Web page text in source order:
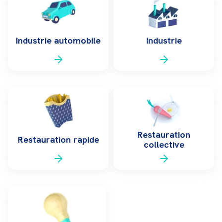
Industrie automobile Industrie
Restauration rapide
Restauration
collective